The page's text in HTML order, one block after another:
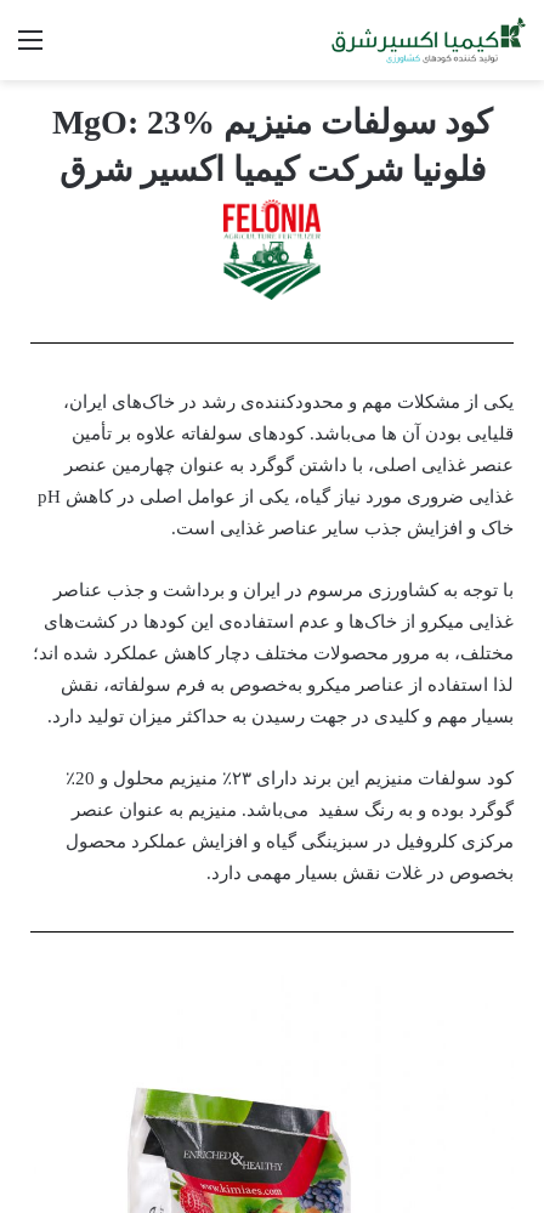
کود سولفات منیزیم MgO: 23%
فلونیا شرکت کیمیا اکسیر شرق
یکی از مشکلات مهم و محدودکننده‌ی رشد در خاک‌های ایران،
قلیایی بودن آن ها می‌باشد. کودهای سولفاته علاوه بر تأمین
عنصر غذایی اصلی، با داشتن گوگرد به عنوان چهارمین عنصر
غذایی ضروری مورد نیاز گیاه، یکی از عوامل اصلی در کاهش pH
خاک و افزایش جذب سایر عناصر غذایی است.
با توجه به کشاورزی مرسوم در ایران و برداشت و جذب عناصر
غذایی میکرو از خاک‌ها و عدم استفاده‌ی این کودها در کشت‌های
مختلف، به مرور محصولات مختلف دچار کاهش عملکرد شده اند؛
لذا استفاده از عناصر میکرو به‌خصوص به فرم سولفاته، نقش
بسیار مهم و کلیدی در جهت رسیدن به حداکثر میزان تولید دارد.
کود سولفات منیزیم این برند دارای ۲۳٪ منیزیم محلول و 20٪
گوگرد بوده و به رنگ سفید می‌باشد. منیزیم به عنوان عنصر
مرکزی کلروفیل در سبزینگی گیاه و افزایش عملکرد محصول
بخصوص در غلات نقش بسیار مهمی دارد.